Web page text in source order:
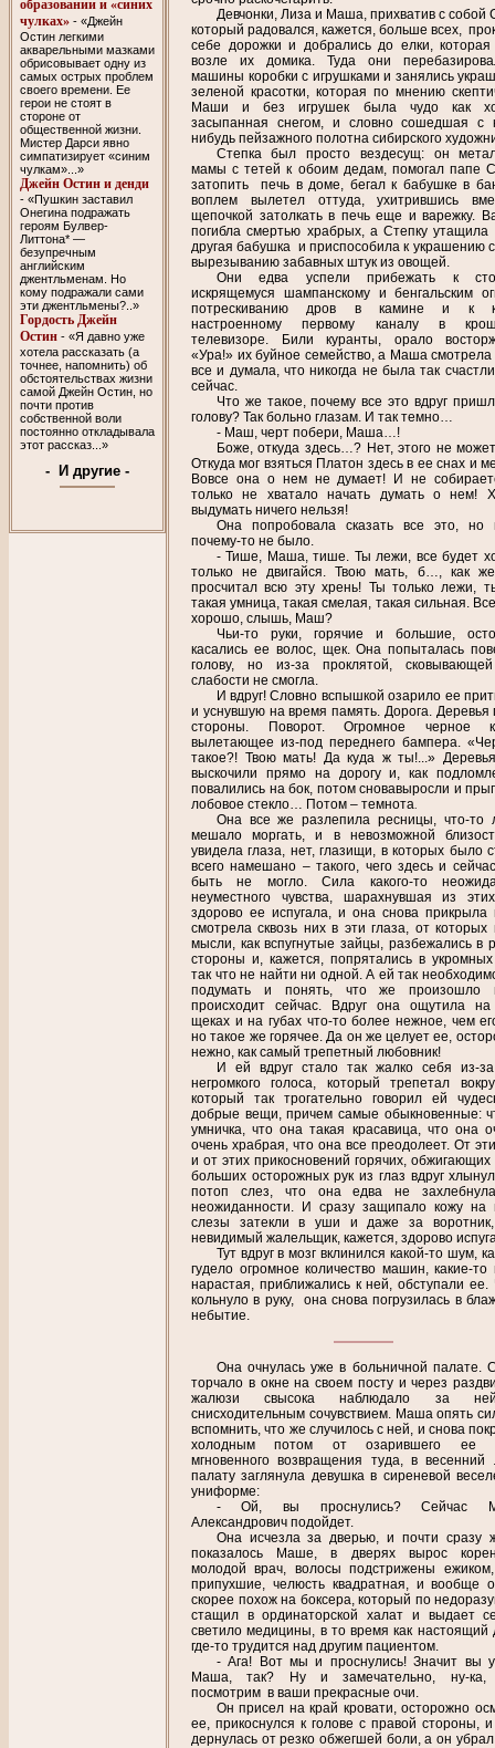
образовании и «синих
чулках»- «Джейн
Остин легкими
акварельными мазками
обрисовывает одну из
самых острых проблем
своего времени. Ее
герои не стоят в
стороне от
общественной жизни.
Мистер Дарси явно
симпатизирует «синим
чулкам»...»
Джейн Остин и денди
- «Пушкин заставил
Онегина подражать
героям Булвер-
Литтона* —
безупречным
английским
джентльменам. Но
кому подражали сами
эти джентльмены?..»
Гордость Джейн
Остин- «Я давно уже
хотела рассказать (а
точнее, напомнить) об
обстоятельствах жизни
самой Джейн Остин, но
почти против
собственной воли
постоянно откладывала
этот рассказ...»
- И другие -
Девчонки, Лиза и Маша, прихватив с собой
который радовался, кажется, больше всех,
себе дорожки и добрались до елки, которая
возле их домика. Туда они
машины коробки с игрушками и занялись
зеленой красотки, которая по мнению
Маши и без игрушек была чудо как
засыпанная снегом, и словно сошедшая с
нибудь пейзажного полотна сибирского
Степка был просто вездесущ: он
мамы с тетей к обоим дедам, помогал папе
затопить печь в доме, бегал к бабушке в
воплем вылетел оттуда, ухитрившись
щепочкой затолкать в печь еще и варежку.
погибла смертью храбрых, а Степку утащила
другая бабушка и приспособила к украшению
вырезыванию забавных штук из овощей.
Они едва успели прибежать к
искрящемуся шампанскому и бенгальским
потрескиванию дров в камине и к
настроенному первому каналу в
телевизоре. Били куранты, орало
«Ура!» их буйное семейство, а Маша смотрела
все и думала, что никогда не была так
сейчас.
Что же такое, почему все это вдруг
голову? Так больно глазам. И так темно…
- Маш, черт побери, Маша…!
Боже, откуда здесь…? Нет, этого не
Откуда мог взяться Платон здесь в ее снах и
Вовсе она о нем не думает! И не
только не хватало начать думать о нем!
выдумать ничего нельзя!
Она попробовала сказать все это, но
почему-то не было.
- Тише, Маша, тише. Ты лежи, все будет
только не двигайся. Твою мать, б…, как
просчитал всю эту хрень! Ты только лежи,
такая умница, такая смелая, такая сильная.
хорошо, слышь, Маш?
Чьи-то руки, горячие и большие,
касались ее волос, щек. Она попыталась
голову, но из-за проклятой,
слабости не смогла.
И вдруг! Словно вспышкой озарило ее
и уснувшую на время память. Дорога. Деревья
стороны. Поворот. Огромное черное
вылетающее из-под переднего бампера.
такое?! Твою мать! Да куда ж ты!...» Деревья
выскочили прямо на дорогу и, как
повалились на бок, потом сновавыросли и
лобовое стекло… Потом – темнота.
Она все же разлепила ресницы, что-то
мешало моргать, и в невозможной
увидела глаза, нет, глазищи, в которых было
всего намешано – такого, чего здесь и
быть не могло. Сила какого-то
неуместного чувства, шарахнувшая из
здорово ее испугала, и она снова прикрыла
смотрела сквозь них в эти глаза, от которых
мысли, как вспугнутые зайцы, разбежались в
стороны и, кажется, попрятались в укромных
так что не найти ни одной. А ей так
подумать и понять, что же произошло
происходит сейчас. Вдруг она ощутила на
щеках и на губах что-то более нежное, чем
но такое же горячее. Да он же целует ее,
нежно, как самый трепетный любовник!
И ей вдруг стало так жалко себя из-за
негромкого голоса, который трепетал
который так трогательно говорил ей
добрые вещи, причем самые обыкновенные:
умничка, что она такая красавица, что она
очень храбрая, что она все преодолеет. От
и от этих прикосновений горячих, обжигающих
больших осторожных рук из глаз вдруг
потоп слез, что она едва не
неожиданности. И сразу защипало кожу на
слезы затекли в уши и даже за
невидимый жалельщик, кажется, здорово
Тут вдруг в мозг вклинился какой-то шум,
гудело огромное количество машин, какие-то
нарастая, приближались к ней, обступали ее.
кольнуло в руку, она снова погрузилась в
небытие.
Она очнулась уже в больничной палате.
торчало в окне на своем посту и через
жалюзи свысока наблюдало за
снисходительным сочувствием. Маша опять
вспомнить, что же случилось с ней, и снова
холодным потом от озарившего ее
мгновенного возвращения туда, в весенний
палату заглянула девушка в сиреневой
униформе:
- Ой, вы проснулись? Сейчас
Александрович подойдет.
Она исчезла за дверью, и почти сразу
показалось Маше, в дверях вырос
молодой врач, волосы подстрижены ежиком,
припухшие, челюсть квадратная, и вообще
скорее похож на боксера, который по
стащил в ординаторской халат и выдает
светило медицины, в то время как настоящий
где-то трудится над другим пациентом.
- Ага! Вот мы и проснулись! Значит вы
Маша, так? Ну и замечательно, ну-ка,
посмотрим в ваши прекрасные очи.
Он присел на край кровати, осторожно
ее, прикоснулся к голове с правой стороны,
дернулась от резко обжегшей боли, а он убрал